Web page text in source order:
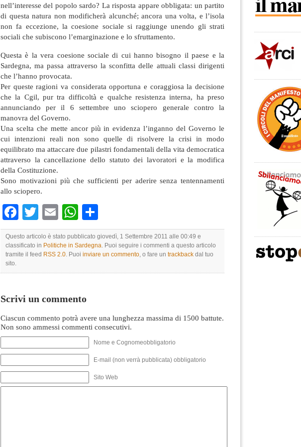
nell’interesse del popolo sardo? La risposta appare obbligata: un partito
di questa natura non modificherà alcunché; ancora una volta, e l’isola
non fa eccezione, la coesione sociale si raggiunge unendo gli strati
sociali che subiscono l’emarginazione e lo sfruttamento.
Questa è la vera coesione sociale di cui hanno bisogno il paese e la
Sardegna, ma passa attraverso la sconfitta delle attuali classi dirigenti
che l’hanno provocata.
Per queste ragioni va considerata opportuna e coraggiosa la decisione
che la Cgil, pur tra difficoltà e qualche resistenza interna, ha preso
annunciando per il 6 settembre uno sciopero generale contro la
manovra del Governo.
Una scelta che mette ancor più in evidenza l’inganno del Governo le
cui intenzioni reali non sono quelle di risolvere la crisi in modo
equilibrato ma attaccare due pilastri fondamentali della vita democratica
attraverso la cancellazione dello statuto dei lavoratori e la modifica
della Costituzione.
Sono motivazioni più che sufficienti per aderire senza tentennamenti
allo sciopero.
Facebook
TwitterEmailWhatsApp
Questo articolo è stato pubblicato giovedì, 1 Settembre 2011 alle 00:49 e
classificato in Politiche in Sardegna. Puoi seguire i commenti a questo articolo
tramite il feed RSS 2.0. Puoi inviare un commento, o fare un trackback dal tuo
sito.
Scrivi un commento
Ciascun commento potrà avere una lunghezza massima di 1500 battute.
Non sono ammessi commenti consecutivi.
Nome e Cognomeobbligatorio
E-mail (non verrà pubblicata) obbligatorio
Sito Web